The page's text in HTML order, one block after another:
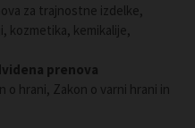
za trajnostne izdelke,
kozmetika, kemikalije,
prenova
o hrani, Zakon o varni hrani in